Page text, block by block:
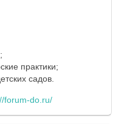
практики;
садов.
forum-do.ru/